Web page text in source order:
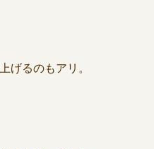
げるのもアリ。